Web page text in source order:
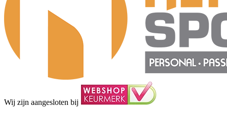
Wij zijn aangesloten bij